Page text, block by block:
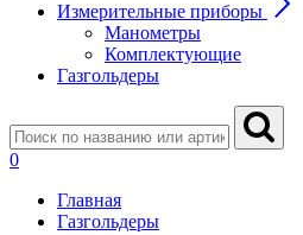
Измерительные приборы
Манометры
Комплектующие
Газгольдеры
0
Главная
Газгольдеры